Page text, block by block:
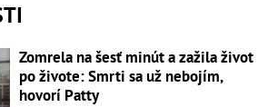
Zomrela na šesť minút a zažila život
po živote: Smrti sa už nebojím,
hovorí Patty